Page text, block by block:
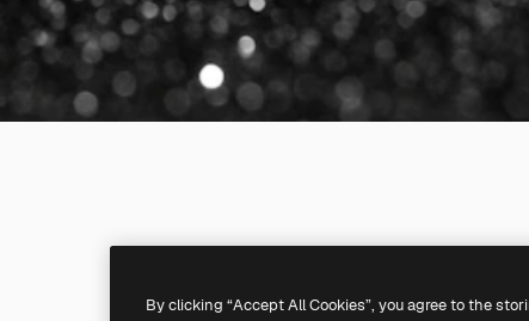
By clicking “Accept All Cookies”, you agree to the